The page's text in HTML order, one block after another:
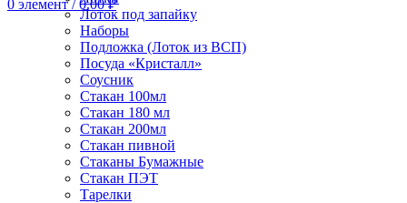
0 элемент / 0.00₽
Лоток под запайку
Наборы
Подложка (Лоток из ВСП)
Посуда «Кристалл»
Соусник
Стакан 100мл
Стакан 180 мл
Стакан 200мл
Стакан пивной
Стаканы Бумажные
Стакан ПЭТ
Тарелки